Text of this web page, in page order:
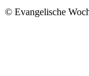
© Evangelische